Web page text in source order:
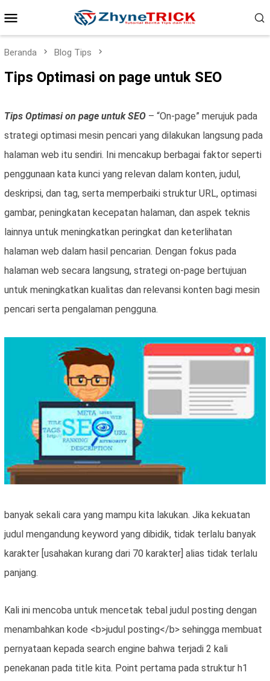
ke
Mobile
Beranda Blog Tips
Tips Optimasi on page untuk SEO
Tips Optimasi on page untuk SEO – “On-page” merujuk pada
strategi optimasi mesin pencari yang dilakukan langsung pada
halaman web itu sendiri. Ini mencakup berbagai faktor seperti
penggunaan kata kunci yang relevan dalam konten, judul,
deskripsi, dan tag, serta memperbaiki struktur URL, optimasi
gambar, peningkatan kecepatan halaman, dan aspek teknis
lainnya untuk meningkatkan peringkat dan keterlihatan
halaman web dalam hasil pencarian. Dengan fokus pada
halaman web secara langsung, strategi on-page bertujuan
untuk meningkatkan kualitas dan relevansi konten bagi mesin
pencari serta pengalaman pengguna.
banyak sekali cara yang mampu kita lakukan. Jika kekuatan
judul mengandung keyword yang dibidik, tidak terlalu banyak
karakter [usahakan kurang dari 70 karakter] alias tidak terlalu
panjang.
Kali ini mencoba untuk mencetak tebal judul posting dengan
menambahkan kode <b>judul posting</b> sehingga membuat
pernyataan kepada search engine bahwa terjadi 2 kali
penekanan pada title kita. Point pertama pada struktur h1